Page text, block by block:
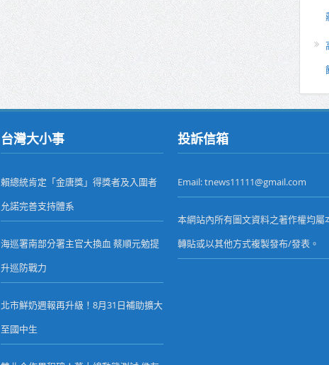
台灣大小事
賴總統肯定「金唐獎」得獎者及入圍者
允諾完善支持體系
海巡署南部分署主官大換血 蔡順元勉提
升巡防戰力
北市鮮奶週報再升級！8月31日補助擴大
至國中生
投訴信箱
Email: tnews11111@gmail.com
本網站內所有圖文資料之著作權均
轉貼或以其他方式複製發布/發表。